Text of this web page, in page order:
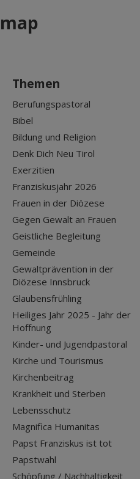
Themen
Berufungspastoral
Bibel
Bildung und Religion
Denk Dich Neu Tirol
Exerzitien
Franziskusjahr 2026
Frauen in der Diözese
Gegen Gewalt an Frauen
Geistliche Begleitung
Gemeinde
Gewaltprävention in der
Diözese Innsbruck
Glaubensfrühling
Heiliges Jahr 2025 - Jahr der
Hoffnung
Kinder- und Jugendpastoral
Kirche und Tourismus
Kirchenbeitrag
Krankheit und Sterben
Lebensschutz
Magnifica Humanitas
Papst Franziskus ist tot
Papstwahl
Schöpfung / Nachhaltigkeit